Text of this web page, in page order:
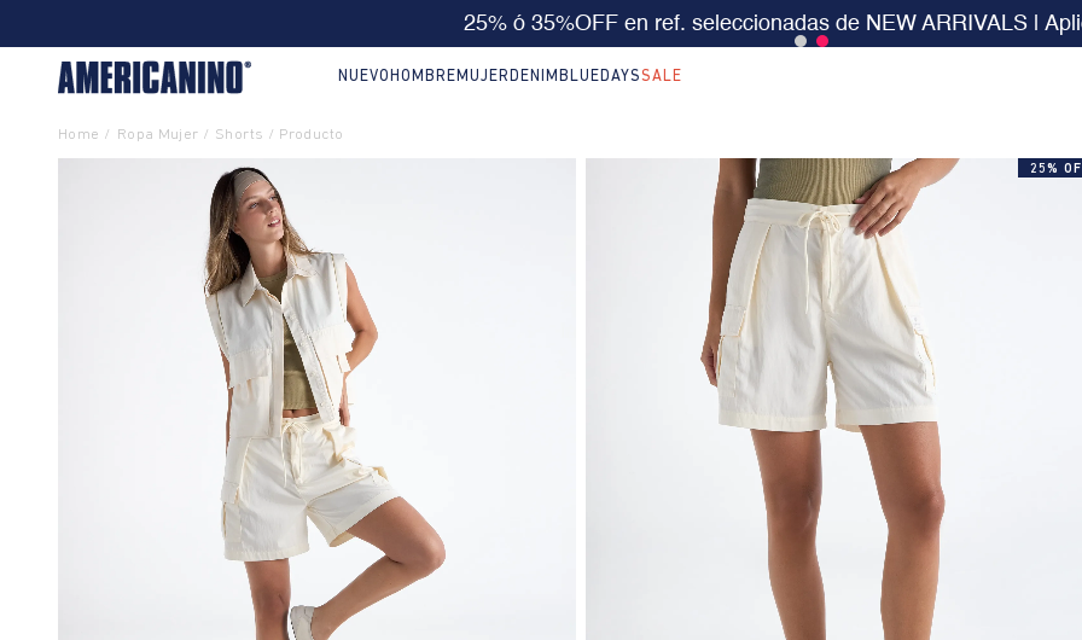
10% EXTRA en compras desde $199.000 | 15% EXTRA desde $400.000 en SALE |
NUEVO HOMBRE MUJER DENIM BLUEDAYSSALE
Ropa Mujer Shorts
25%